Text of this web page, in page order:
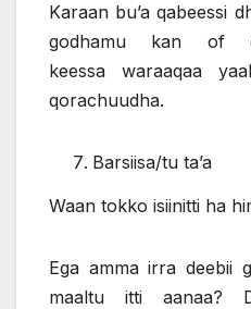
Karaan bu’a qabeessi
godhamu kan of
keessa waraaqaa
qorachuudha.
Barsiisa/tu ta’a
Waan tokko isiinitti ha
Ega amma irra deebii
maaltu itti aanaa?